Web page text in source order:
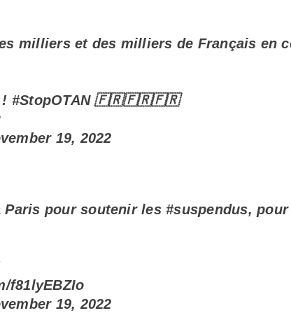
milliers et des milliers de Français en
! #StopOTAN🇫🇷🇫🇷🇫🇷
19, 2022
Paris pour soutenir les#suspendus,
f81lyEBZIo
19, 2022